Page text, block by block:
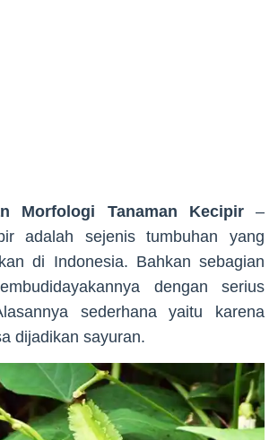
Morfologi Tanaman Kecipir–
adalah sejenis tumbuhan yang
di Indonesia. Bahkan sebagian
dengan serius
sederhana yaitu karena
dijadikan sayuran.